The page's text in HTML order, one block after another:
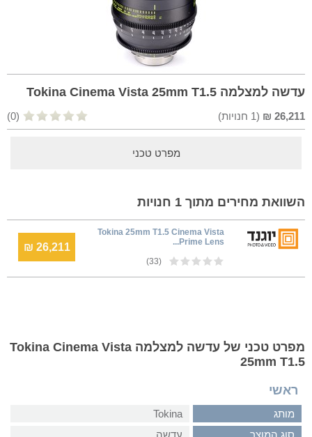
עדשה למצלמה Tokina Cinema Vista 25mm T1.5
26,211
₪
(
1 חנויות) (0)
מפרט טכני
השוואת מחירים מתוך 1 חנויות
Tokina 25mm T1.5 Cinema Vista
Prime Lens...
(33)
26,211 ₪
מפרט טכני של עדשה למצלמה Tokina Cinema Vista
25mm T1.5
ראשי
מותג
Tokina
סוג המוצר
עדשה